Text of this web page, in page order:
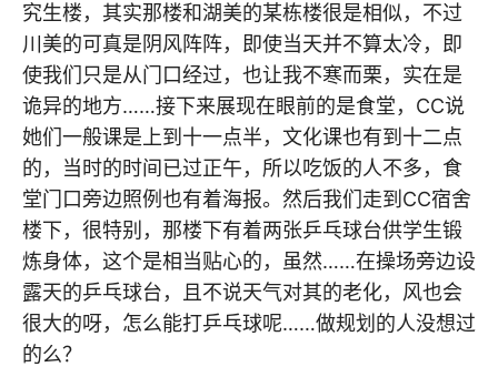
究生楼，其实那楼和湖美的某栋楼很是相似，不过
川美的可真是阴风阵阵，即使当天并不算太冷，即
使我们只是从门口经过，也让我不寒而栗，实在是
诡异的地方……接下来展现在眼前的是食堂，CC说
她们一般课是上到十一点半，文化课也有到十二点
的，当时的时间已过正午，所以吃饭的人不多，食
堂门口旁边照例也有着海报。然后我们走到CC宿舍
楼下，很特别，那楼下有着两张乒乓球台供学生锻
炼身体，这个是相当贴心的，虽然……在操场旁边设
露天的乒乓球台，且不说天气对其的老化，风也会
很大的呀，怎么能打乒乓球呢……做规划的人没想过
的么？